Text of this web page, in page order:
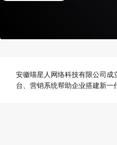
安徽喵星人网络科技有限公司成
台、营销系统帮助企业搭建新